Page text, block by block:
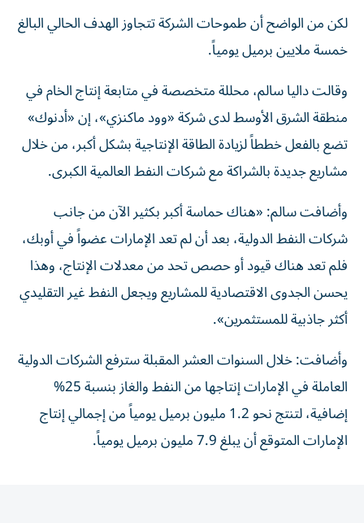
لكن من الواضح أن طموحات الشركة تتجاوز الهدف الحالي البالغ
خمسة ملايين برميل يومياً.
وقالت داليا سالم، محللة متخصصة في متابعة إنتاج الخام في
منطقة الشرق الأوسط لدى شركة «وود ماكنزي»، إن «أدنوك»
تضع بالفعل خططاً لزيادة الطاقة الإنتاجية بشكل أكبر، من خلال
مشاريع جديدة بالشراكة مع شركات النفط العالمية الكبرى.
وأضافت سالم: «هناك حماسة أكبر بكثير الآن من جانب
شركات النفط الدولية، بعد أن لم تعد الإمارات عضواً في أوبك،
فلم تعد هناك قيود أو حصص تحد من معدلات الإنتاج، وهذا
يحسن الجدوى الاقتصادية للمشاريع ويجعل النفط غير التقليدي
أكثر جاذبية للمستثمرين».
وأضافت: خلال السنوات العشر المقبلة سترفع الشركات الدولية
العاملة في الإمارات إنتاجها من النفط والغاز بنسبة 25%
إضافية، لتنتج نحو 1.2 مليون برميل يومياً من إجمالي إنتاج
الإمارات المتوقع أن يبلغ 7.9 مليون برميل يومياً.